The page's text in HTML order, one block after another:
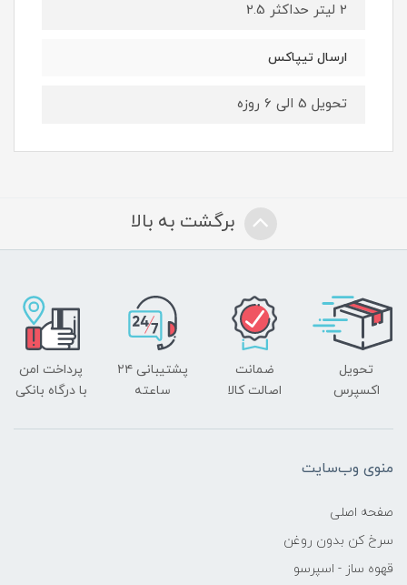
2 لیتر حداکثر 2.5
ارسال تیپاکس
تحویل 5 الی 6 روزه
برگشت به بالا
تحویل
اکسپرس
ضمانت
اصالت کالا
پشتیبانی ۲۴
ساعته
پرداخت امن
با درگاه بانکی
منوی وب‌سایت
صفحه اصلی
سرخ کن بدون روغن
قهوه ساز - اسپرسو